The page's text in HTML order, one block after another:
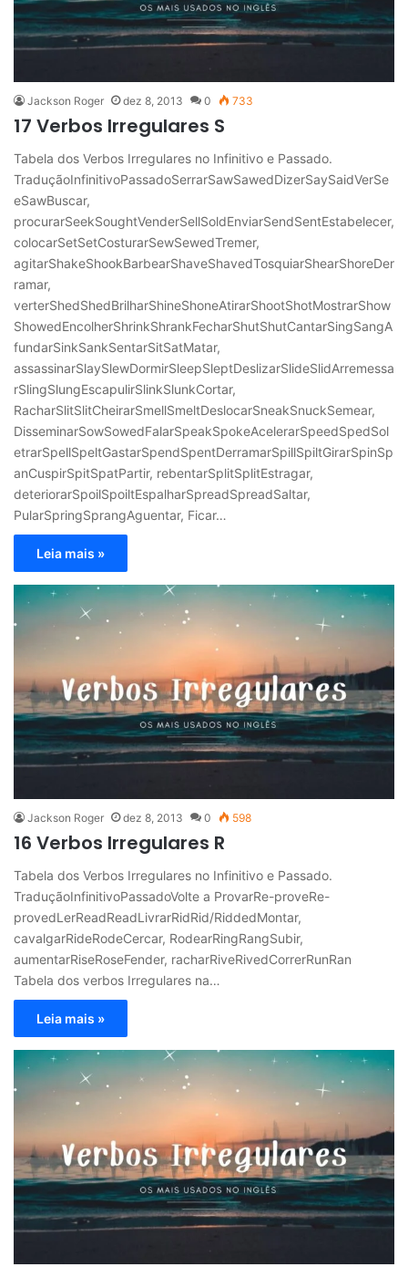
Jackson Roger dez 8, 2013 0 733
17 Verbos Irregulares S
Tabela dos Verbos Irregulares no Infinitivo e Passado.
TraduçãoInfinitivoPassadoSerrarSawSawedDizerSaySaidVerSe
eSawBuscar,
procurarSeekSoughtVenderSellSoldEnviarSendSentEstabelecer,
colocarSetSetCosturarSewSewedTremer,
agitarShakeShookBarbearShaveShavedTosquiarShearShoreDer
ramar,
verterShedShedBrilharShineShoneAtirarShootShotMostrarShow
ShowedEncolherShrinkShrankFecharShutShutCantarSingSangA
fundarSinkSankSentarSitSatMatar,
assassinarSlaySlewDormirSleepSleptDeslizarSlideSlidArremessa
rSlingSlungEscapulirSlinkSlunkCortar,
RacharSlitSlitCheirarSmellSmeltDeslocarSneakSnuckSemear,
DisseminarSowSowedFalarSpeakSpokeAcelerarSpeedSpedSol
etrarSpellSpeltGastarSpendSpentDerramarSpillSpiltGirarSpinSp
anCuspirSpitSpatPartir, rebentarSplitSplitEstragar,
deteriorarSpoilSpoiltEspalharSpreadSpreadSaltar,
PularSpringSprangAguentar, Ficar…
Leia mais »
Jackson Roger dez 8, 2013 0 598
16 Verbos Irregulares R
Tabela dos Verbos Irregulares no Infinitivo e Passado.
TraduçãoInfinitivoPassadoVolte a ProvarRe-proveRe-
provedLerReadReadLivrarRidRid/RiddedMontar,
cavalgarRideRodeCercar, RodearRingRangSubir,
aumentarRiseRoseFender, racharRiveRivedCorrerRunRan
Tabela dos verbos Irregulares na…
Leia mais »